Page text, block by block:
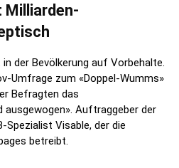
Milliarden-
der Bevölkerung auf Vorbehalte.
Umfrage zum «Doppel-Wumms»
Befragten das
ausgewogen». Auftraggeber der
Spezialist Visable, der die
betreibt.